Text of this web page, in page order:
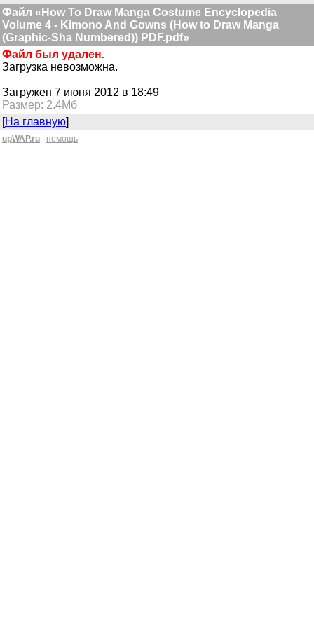
Файл «How To Draw Manga Costume Encyclopedia
Volume 4 - Kimono And Gowns (How to Draw Manga
(Graphic-Sha Numbered)) PDF.pdf»
Файл был удален.
Загрузка невозможна.
Загружен 7 июня 2012 в 18:49
Размер: 2.4Мб
[На главную]
upWAP.ru помощь